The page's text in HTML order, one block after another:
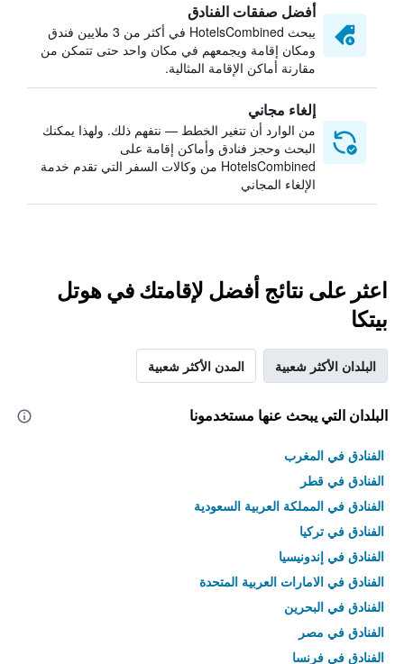
أفضل صفقات الفنادق
يبحث HotelsCombined في أكثر من 3 ملايين فندق
ومكان إقامة ويجمعهم في مكان واحد حتى تتمكن من
مقارنة أماكن الإقامة المثالية.
إلغاء مجاني
من الوارد أن تتغير الخطط — نتفهم ذلك. ولهذا يمكنك
البحث وحجز فنادق وأماكن إقامة على
HotelsCombined من وكالات السفر التي تقدم خدمة
الإلغاء المجاني
اعثر على نتائج أفضل لإقامتك في هوتل
بيتكا
البلدان الأكثر شعبية المدن الأكثر شعبية
البلدان التي يبحث عنها مستخدمونا
الفنادق في المغرب
الفنادق في قطر
الفنادق في المملكة العربية السعودية
الفنادق في تركيا
الفنادق في إندونيسيا
الفنادق في الامارات العربية المتحدة
الفنادق في البحرين
الفنادق في مصر
الفنادق في فرنسا